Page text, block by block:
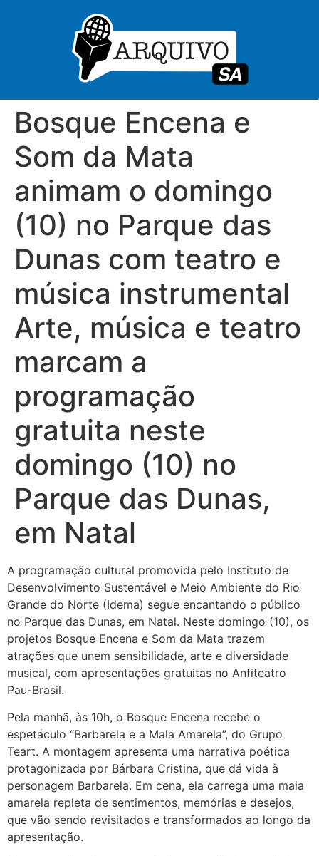
Bosque Encena e
Som da Mata
animam o domingo
(10) no Parque das
Dunas com teatro e
música instrumental
Arte, música e teatro
marcam a
programação
gratuita neste
domingo (10) no
Parque das Dunas,
em Natal
A programação cultural promovida pelo Instituto de
Desenvolvimento Sustentável e Meio Ambiente do Rio
Grande do Norte (Idema) segue encantando o público
no Parque das Dunas, em Natal. Neste domingo (10), os
projetos Bosque Encena e Som da Mata trazem
atrações que unem sensibilidade, arte e diversidade
musical, com apresentações gratuitas no Anfiteatro
Pau-Brasil.
Pela manhã, às 10h, o Bosque Encena recebe o
espetáculo “Barbarela e a Mala Amarela”, do Grupo
Teart. A montagem apresenta uma narrativa poética
protagonizada por Bárbara Cristina, que dá vida à
personagem Barbarela. Em cena, ela carrega uma mala
amarela repleta de sentimentos, memórias e desejos,
que vão sendo revisitados e transformados ao longo da
apresentação.